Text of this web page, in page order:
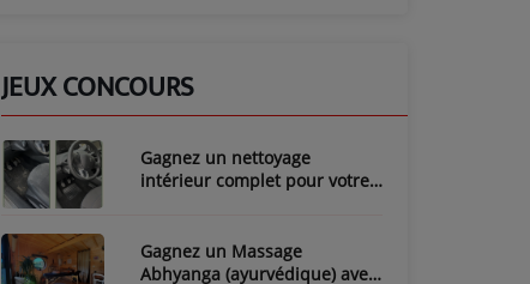
JEUX CONCOURS
Gagnez un nettoyage
intérieur complet pour votre
Gagnez un Massage
Abhyanga (ayurvédique) avec